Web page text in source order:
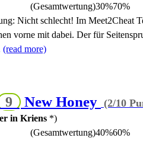
(Gesamtwertung)30%70%
Nicht schlecht! Im Meet2Cheat
vorne mit dabei. Der für
(read more)
New Honey (2/10
in Kriens *)
(Gesamtwertung)40%60%